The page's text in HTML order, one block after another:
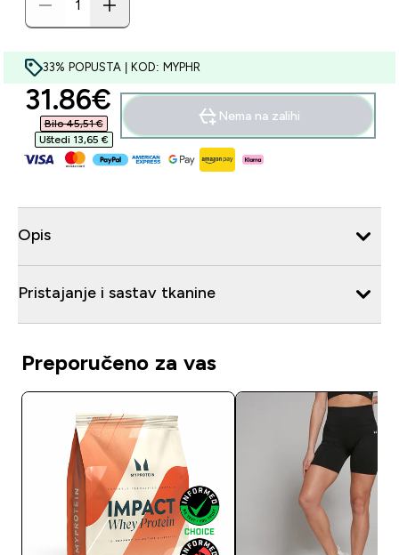
33% POPUSTA | KOD: MYPHR
discounted price
31.86€‎
Bilo 45,51 €‎
Uštedi 13,65 €‎
Nema na zalihi
Opis
Pristajanje i sastav tkanine
Preporučeno za vas